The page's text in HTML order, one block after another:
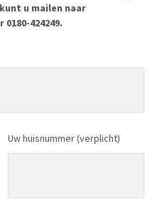
u mailen naar
424249.
Uw huisnummer (verplicht)